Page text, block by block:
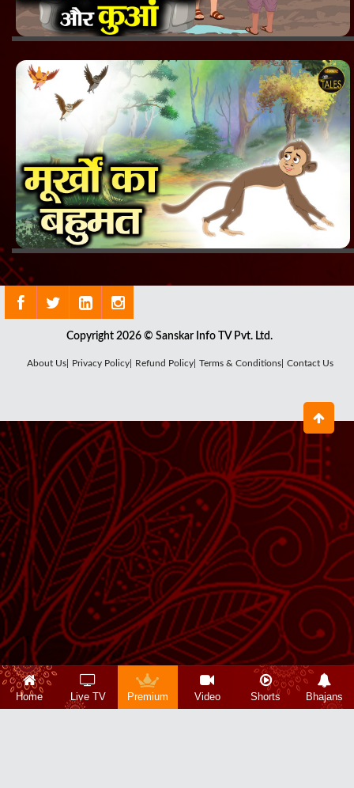
Copyright 2026 © Sanskar Info TV Pvt. Ltd.
About Us| Privacy Policy| Refund Policy| Terms & Conditions| Contact Us
Home Live TV Premium Video Shorts Bhajans